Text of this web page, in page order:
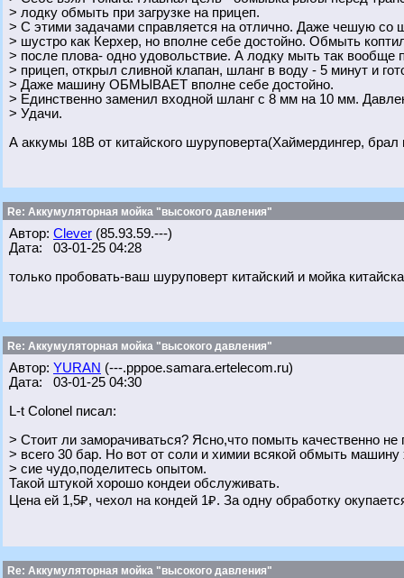
> лодку обмыть при загрузке на прицеп.
> С этими задачами справляется на отлично. Даже чешую со
> шустро как Керхер, но вполне себе достойно. Обмыть
> после плова- одно удовольствие. А лодку мыть так вообще
> прицеп, открыл сливной клапан, шланг в воду - 5 минут и
> Даже машину ОБМЫВАЕТ вполне себе достойно.
> Единственно заменил входной шланг с 8 мм на 10 мм.
> Удачи.
А аккумы 18В от китайского шуруповерта(Хаймердингер,
Re: Аккумуляторная мойка "высокого давления"
Автор: Clever (85.93.59.---)
Дата: 03-01-25 04:28
только пробовать-ваш шуруповерт китайский и мойка
Re: Аккумуляторная мойка "высокого давления"
Автор: YURAN (---.pppoe.samara.ertelecom.ru)
Дата: 03-01-25 04:30
L-t Colonel писал:
> Стоит ли заморачиваться? Ясно,что помыть качественно не
> всего 30 бар. Но вот от соли и химии всякой обмыть
> сие чудо,поделитесь опытом.
Такой штукой хорошо кондеи обслуживать.
Цена ей 1,5₽, чехол на кондей 1₽. За одну обработку
Re: Аккумуляторная мойка "высокого давления"